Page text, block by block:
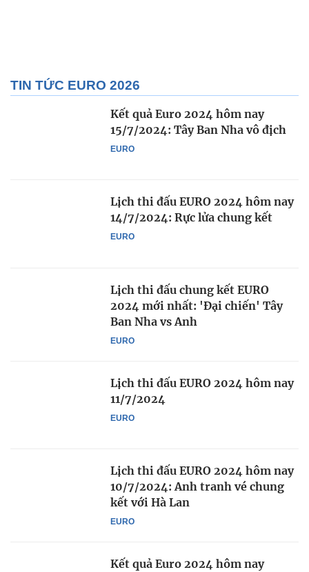
TIN TỨC EURO 2026
EURO
Kết quả Euro 2024 hôm nay
15/7/2024: Tây Ban Nha vô địch
EURO
Lịch thi đấu EURO 2024 hôm nay
14/7/2024: Rực lửa chung kết
EURO
Lịch thi đấu chung kết EURO
2024 mới nhất: 'Đại chiến' Tây
Ban Nha vs Anh
EURO
Lịch thi đấu EURO 2024 hôm nay
11/7/2024
EURO
Lịch thi đấu EURO 2024 hôm nay
10/7/2024: Anh tranh vé chung
kết với Hà Lan
Kết quả Euro 2024 hôm nay